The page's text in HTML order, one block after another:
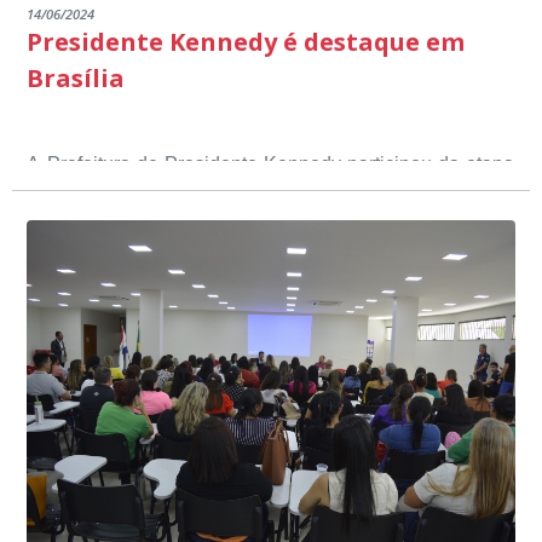
14/06/2024
Presidente Kennedy é destaque em
Brasília
A Prefeitura de Presidente Kennedy participou da etapa
nacional do 12º Prêmio Sebrae Prefeitura
Empreendedora, que visou valorizar e destacar o papel
dos gestores públicos comprometidos com o
desenvolvimento socioeconômico dos municípios, a
partir de iniciativas que estimulam o empreendedorismo,
a competitividade dos pequenos negócios e a
modernização da gestão pública local. O evento
aconteceu nesta terça-feira (11) em Brasília.
O município, conquistou o primeiro lugar na etapa
estadual, sendo premiado com o troféu ouro, na
categoria Inclusão Produtiva, através do Programa Mais